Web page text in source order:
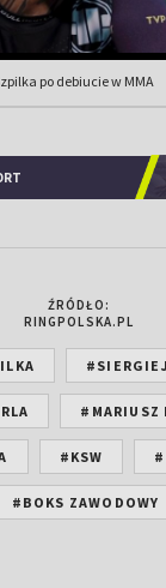
po debiucie w MMA
ŹRÓDŁO:
RINGPOLSKA.PL
#MARIUSZ
#KSW
#BOKS ZAWODOWY